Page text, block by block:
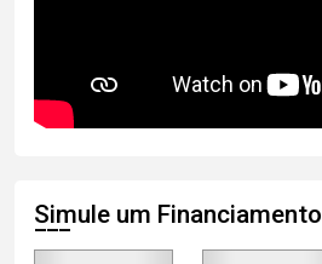
Simule um Financiamento